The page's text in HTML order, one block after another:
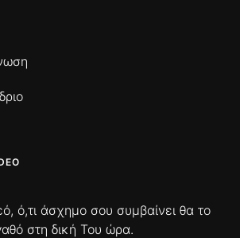
ό,τι άσχημο σου συμβαίνει θα το
στη δική Του ώρα.